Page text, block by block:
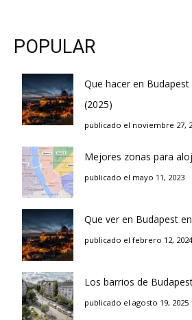
POPULAR
Que hacer en
(2025)
publicado el noviembre 27,
Mejores zonas para
publicado el mayo 11, 2023
Que ver en Budapest
publicado el febrero 12, 2024
Los barrios de
publicado el agosto 19, 2025